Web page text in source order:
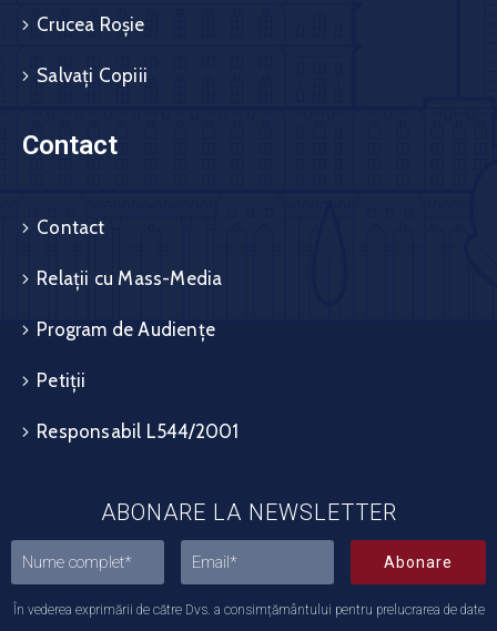
Crucea Roșie
Salvați Copiii
Contact
Contact
Relații cu Mass-Media
Program de Audiențe
Petiții
Responsabil L544/2001
ABONARE LA NEWSLETTER
Abonare
În vederea exprimării de către Dvs. a consimțământului pentru prelucrarea de date